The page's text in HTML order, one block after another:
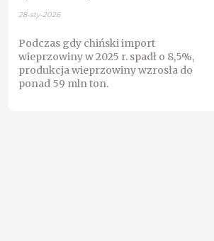
28-sty-2026
Podczas gdy chiński import
wieprzowiny w 2025 r. spadł o 8,5%,
produkcja wieprzowiny wzrosła do
ponad 59 mln ton.